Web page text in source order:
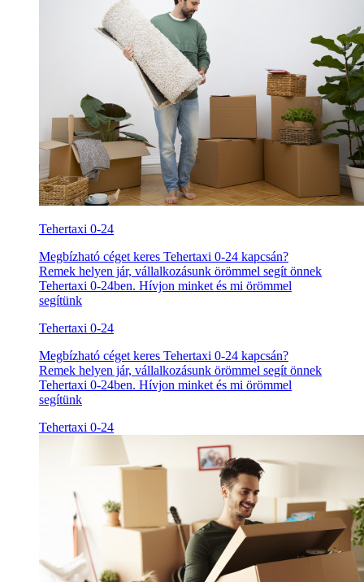
Tehertaxi 0-24
Megbízható céget keres Tehertaxi 0-24 kapcsán?
Remek helyen jár, vállalkozásunk örömmel segít önnek
Tehertaxi 0-24ben. Hívjon minket és mi örömmel
segítünk
Tehertaxi 0-24
Megbízható céget keres Tehertaxi 0-24 kapcsán?
Remek helyen jár, vállalkozásunk örömmel segít önnek
Tehertaxi 0-24ben. Hívjon minket és mi örömmel
segítünk
Tehertaxi 0-24